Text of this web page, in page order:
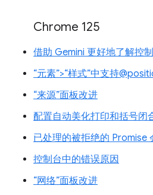
Chrome 125
借助 Gemini 更好地了解控
“元素”>“样式”中支持
“来源”面板改进
配置自动美化打印和括号闭
已处理的被拒绝的 Promise
控制台中的错误原因
“网络”面板改进